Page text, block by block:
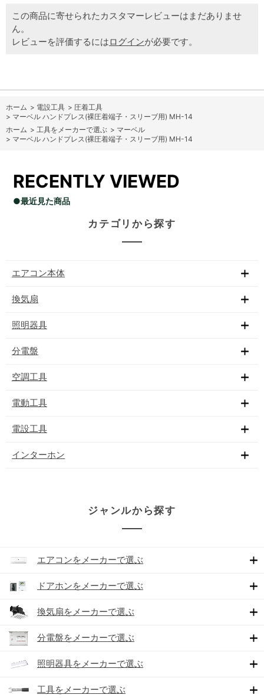
この商品に寄せられたカスタマーレビューはまだありませ
ん。
レビューを評価するにはログインが必要です。
ホーム > 電設工具 > 圧着工具
> マーベル ハンドプレス(裸圧着端子・スリーブ用) MH-14
ホーム > 工具をメーカーで選ぶ > マーベル
> マーベル ハンドプレス(裸圧着端子・スリーブ用) MH-14
RECENTLY VIEWED
●最近見た商品
カテゴリから探す
エアコン本体
換気扇
照明器具
分電盤
空調工具
電動工具
電設工具
インターホン
ジャンルから探す
エアコンをメーカーで選ぶ
ドアホンをメーカーで選ぶ
換気扇をメーカーで選ぶ
分電盤をメーカーで選ぶ
照明器具をメーカーで選ぶ
工具をメーカーで選ぶ